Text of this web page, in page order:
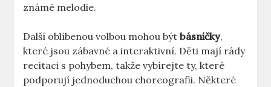
známé melodie.
Další oblíbenou volbou mohou býtbásničky,
které jsou zábavné a interaktivní. Děti mají rády
recitaci s pohybem, takže vybírejte ty, které
podporují jednoduchou choreografii. Některé